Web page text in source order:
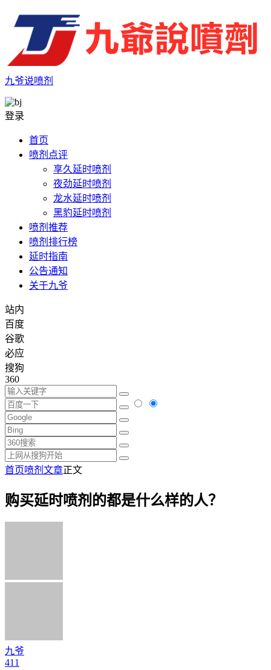
九爷说喷剂
登录
首页
喷剂点评
享久延时喷剂
夜劲延时喷剂
龙水延时喷剂
黑豹延时喷剂
喷剂推荐
喷剂排行榜
延时指南
公告通知
关于九爷
站内
百度
谷歌
必应
搜狗
360
首页喷剂文章正文
购买延时喷剂的都是什么样的人？
九爷
411